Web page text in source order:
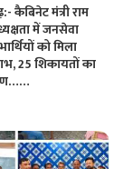
कैबिनेट मंत्री राम
में जनसेवा
को मिला
25 शिकायतों का